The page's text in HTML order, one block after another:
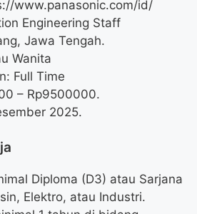
www.panasonic.com/id/
Engineering Staff
Jawa Tengah.
Wanita
Full Time
– Rp9500000.
2025.
Diploma (D3) atau Sarjana
Elektro, atau Industri.